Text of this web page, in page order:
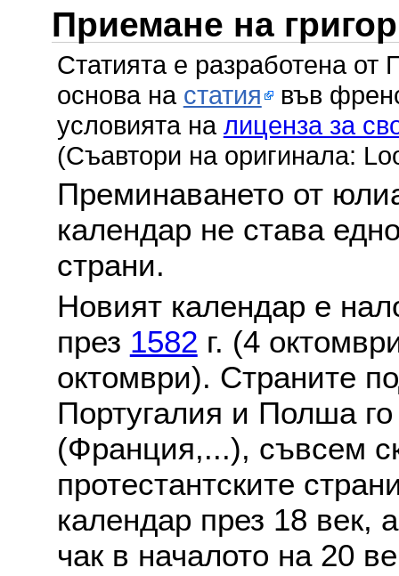
Приемане на
Статията е разработена
основа на статия във
условията на лиценза за
(Съавтори на оригинала:
Преминаването от
календар не става
страни.
Новият календар е
през 1582 г. (4
октомври). Страните
Португалия и Полша
(Франция,...), съвсем
протестантските
календар през 18 век,
чак в началото на 20